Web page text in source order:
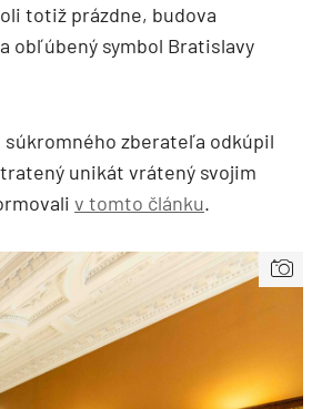
totiž prázdne, budova
obľúbený symbol Bratislavy
súkromného zberateľa odkúpil
unikát vrátený svojim
v tomto článku.
TZB HAUSTECHNIK 3/2026